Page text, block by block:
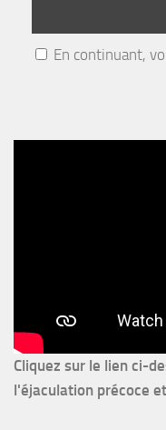
En continuant,
Cliquez sur le lien ci-
l'éjaculation précoce